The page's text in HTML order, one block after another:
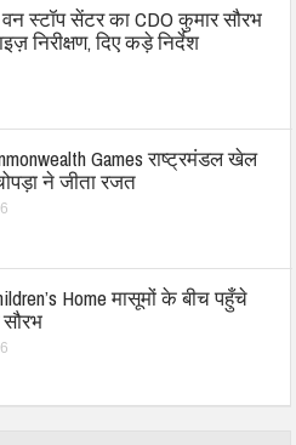
स्टॉप सेंटर का CDO कुमार सौरभ
निरीक्षण, दिए कड़े निर्देश
Games राष्ट्रमंडल खेल
ने जीता रजत
Home मासूमों के बीच पहुँचे